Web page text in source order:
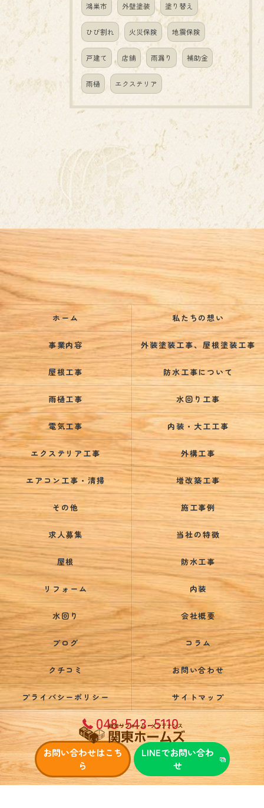
鴻巣市 外壁塗装 塗り替え
ひび割れ 火災保険 地震保険
戸建て 店舗 雨漏り 補助金
雨樋 エクステリア
048-543-5110
お問い合わせはこち
ら
LINEでお問い合わ
せ
ホーム 私たちの想い
事業内容 外装塗装工事、屋根塗装工事
屋根工事 防水工事について
雨樋工事 水回り工事
電気工事 内装・大工工事
エクステリア工事 外構工事
エアコン工事・清掃 増改築工事
その他 施工事例
求人募集 当社の特徴
屋根 防水工事
リフォーム 内装
水回り 会社概要
ブログ コラム
クチコミ お問い合わせ
プライバシーポリシー サイトマップ
© 2026 埼玉県鴻巣市で外壁塗装なら関東ホームズ ALL RIGHTS RESERVED.